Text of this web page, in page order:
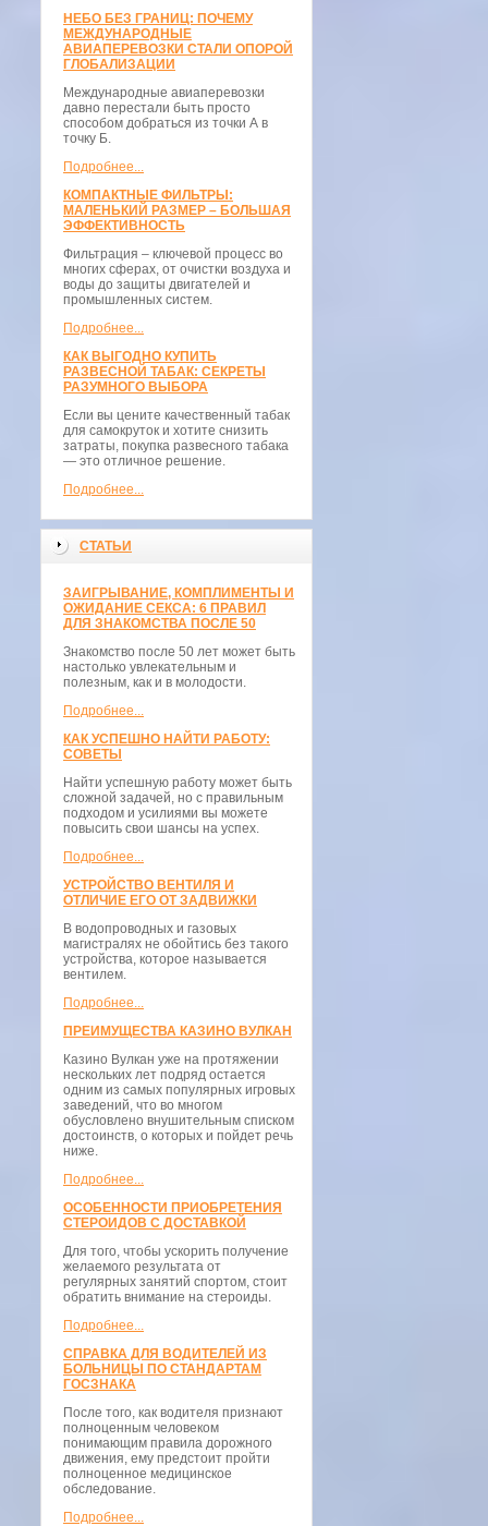
НЕБО БЕЗ ГРАНИЦ: ПОЧЕМУ
МЕЖДУНАРОДНЫЕ
АВИАПЕРЕВОЗКИ СТАЛИ ОПОРОЙ
ГЛОБАЛИЗАЦИИ
Международные авиаперевозки
давно перестали быть просто
способом добраться из точки А в
точку Б.
Подробнее...
КОМПАКТНЫЕ ФИЛЬТРЫ:
МАЛЕНЬКИЙ РАЗМЕР – БОЛЬШАЯ
ЭФФЕКТИВНОСТЬ
Фильтрация – ключевой процесс во
многих сферах, от очистки воздуха и
воды до защиты двигателей и
промышленных систем.
Подробнее...
КАК ВЫГОДНО КУПИТЬ
РАЗВЕСНОЙ ТАБАК: СЕКРЕТЫ
РАЗУМНОГО ВЫБОРА
Если вы цените качественный табак
для самокруток и хотите снизить
затраты, покупка развесного табака
— это отличное решение.
Подробнее...
СТАТЬИ
ЗАИГРЫВАНИЕ, КОМПЛИМЕНТЫ И
ОЖИДАНИЕ СЕКСА: 6 ПРАВИЛ
ДЛЯ ЗНАКОМСТВА ПОСЛЕ 50
Знакомство после 50 лет может быть
настолько увлекательным и
полезным, как и в молодости.
Подробнее...
КАК УСПЕШНО НАЙТИ РАБОТУ:
СОВЕТЫ
Найти успешную работу может быть
сложной задачей, но с правильным
подходом и усилиями вы можете
повысить свои шансы на успех.
Подробнее...
УСТРОЙСТВО ВЕНТИЛЯ И
ОТЛИЧИЕ ЕГО ОТ ЗАДВИЖКИ
В водопроводных и газовых
магистралях не обойтись без такого
устройства, которое называется
вентилем.
Подробнее...
ПРЕИМУЩЕСТВА КАЗИНО ВУЛКАН
Казино Вулкан уже на протяжении
нескольких лет подряд остается
одним из самых популярных игровых
заведений, что во многом
обусловлено внушительным списком
достоинств, о которых и пойдет речь
ниже.
Подробнее...
ОСОБЕННОСТИ ПРИОБРЕТЕНИЯ
СТЕРОИДОВ С ДОСТАВКОЙ
Для того, чтобы ускорить получение
желаемого результата от
регулярных занятий спортом, стоит
обратить внимание на стероиды.
Подробнее...
СПРАВКА ДЛЯ ВОДИТЕЛЕЙ ИЗ
БОЛЬНИЦЫ ПО СТАНДАРТАМ
ГОСЗНАКА
После того, как водителя признают
полноценным человеком
понимающим правила дорожного
движения, ему предстоит пройти
полноценное медицинское
обследование.
Подробнее...